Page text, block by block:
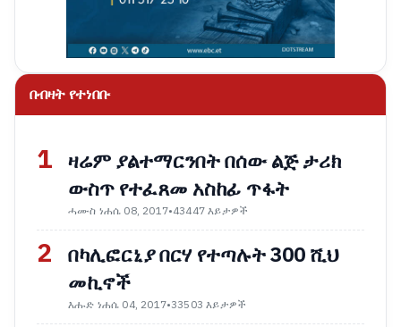
በብዛት የተነበቡ
1 ዛሬም ያልተማርንበት በሰው ልጅ ታሪክ
ውስጥ የተፈጸመ አስከፊ ጥፋት
ሓሙስ ነሐሴ 08, 2017•43447 እይታዎች
2 በካሊፎርኒያ በርሃ የተጣሉት 300 ሺህ
መኪኖች
እሑድ ነሐሴ 04, 2017•33503 እይታዎች